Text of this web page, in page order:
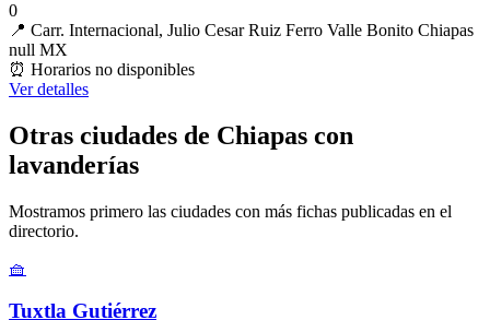
0
📍 Carr. Internacional, Julio Cesar Ruiz Ferro Valle Bonito Chiapas
null MX
⏰ Horarios no disponibles
Ver detalles
Otras ciudades de Chiapas con
lavanderías
Mostramos primero las ciudades con más fichas publicadas en el
directorio.
🧺
Tuxtla Gutiérrez